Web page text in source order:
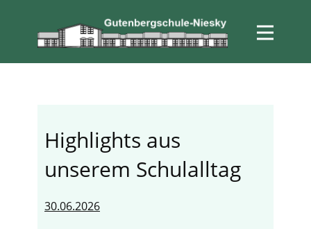
Highlights aus
unserem Schulalltag
30.06.2026